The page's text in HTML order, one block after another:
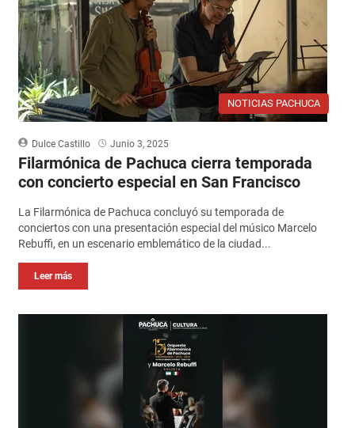
NOTICIAS PACHUCA
Dulce Castillo Junio 3, 2025
Filarmónica de Pachuca cierra temporada
con concierto especial en San Francisco
La Filarmónica de Pachuca concluyó su temporada de
conciertos con una presentación especial del músico Marcelo
Rebuffi, en un escenario emblemático de la ciudad...
Leer más